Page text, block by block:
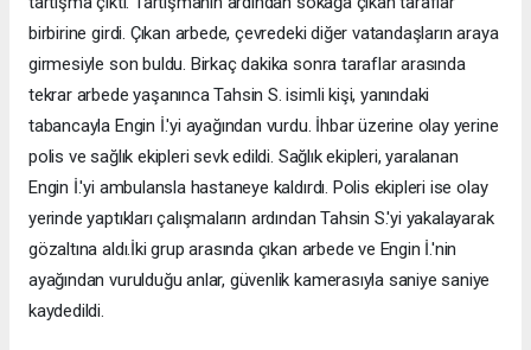
birbirine girdi. Çıkan arbede, çevredeki diğer vatandaşların araya
girmesiyle son buldu. Birkaç dakika sonra taraflar arasında
tekrar arbede yaşanınca Tahsin S. isimli kişi, yanındaki
tabancayla Engin İ.'yi ayağından vurdu. İhbar üzerine olay yerine
polis ve sağlık ekipleri sevk edildi. Sağlık ekipleri, yaralanan
Engin İ.'yi ambulansla hastaneye kaldırdı. Polis ekipleri ise olay
yerinde yaptıkları çalışmaların ardından Tahsin S.'yi yakalayarak
gözaltına aldı.İki grup arasında çıkan arbede ve Engin İ.'nin
ayağından vurulduğu anlar, güvenlik kamerasıyla saniye saniye
kaydedildi.